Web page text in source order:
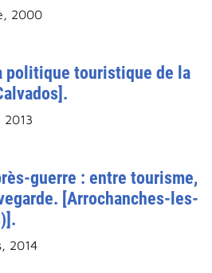
2000
politique touristique de la
2013
guerre : entre tourisme,
[Arrochanches-les-
2014